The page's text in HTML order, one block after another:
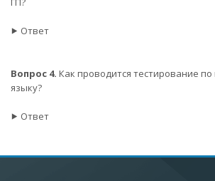
⯈ Ответ
Вопрос 4. Как проводится тестирование
языку?
⯈ Ответ